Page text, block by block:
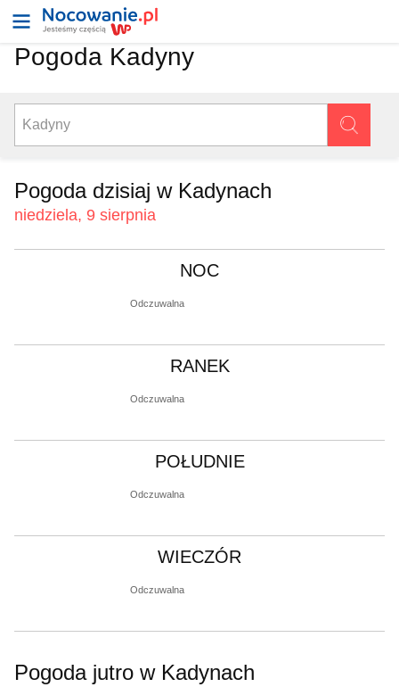
Pogoda Kadyny
Pogoda dzisiaj w Kadynach
niedziela, 9 sierpnia
NOC
Odczuwalna
RANEK
Odczuwalna
POŁUDNIE
Odczuwalna
WIECZÓR
Odczuwalna
Pogoda jutro w Kadynach